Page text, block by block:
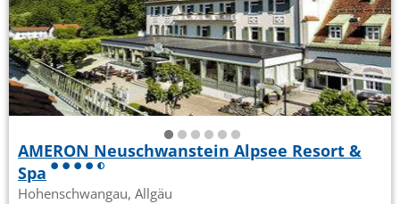
AMERON Neuschwanstein Alpsee Resort &
Spa
Hohenschwangau, Allgäu